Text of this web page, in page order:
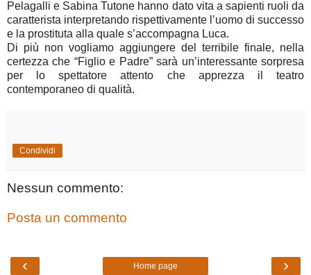
Pelagalli e Sabina Tutone hanno dato vita a sapienti ruoli da
caratterista interpretando rispettivamente l’uomo di successo
e la prostituta alla quale s’accompagna Luca.
Di più non vogliamo aggiungere del terribile finale, nella
certezza che “Figlio e Padre” sarà un’interessante sorpresa
per lo spettatore attento che apprezza il teatro
contemporaneo di qualità.
Condividi
Nessun commento:
Posta un commento
‹ ›
Home page